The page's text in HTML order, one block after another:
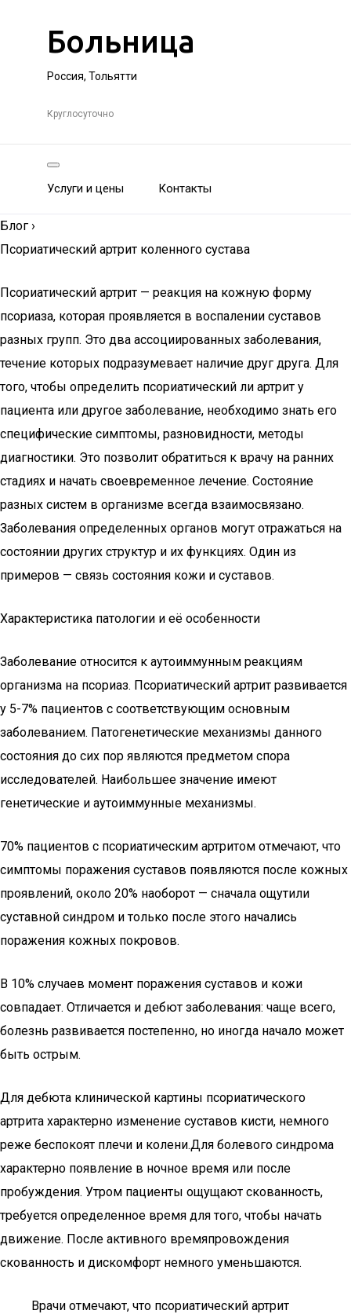
Больница
Россия, Тольятти
Круглосуточно
Услуги и цены Контакты
Блог ›
Псориатический артрит коленного сустава
Псориатический артрит — реакция на кожную форму
псориаза, которая проявляется в воспалении суставов
разных групп. Это два ассоциированных заболевания,
течение которых подразумевает наличие друг друга. Для
того, чтобы определить псориатический ли артрит у
пациента или другое заболевание, необходимо знать его
специфические симптомы, разновидности, методы
диагностики. Это позволит обратиться к врачу на ранних
стадиях и начать своевременное лечение. Состояние
разных систем в организме всегда взаимосвязано.
Заболевания определенных органов могут отражаться на
состоянии других структур и их функциях. Один из
примеров — связь состояния кожи и суставов.
Характеристика патологии и её особенности
Заболевание относится к аутоиммунным реакциям
организма на псориаз. Псориатический артрит развивается
у 5-7% пациентов с соответствующим основным
заболеванием. Патогенетические механизмы данного
состояния до сих пор являются предметом спора
исследователей. Наибольшее значение имеют
генетические и аутоиммунные механизмы.
70% пациентов с псориатическим артритом отмечают, что
симптомы поражения суставов появляются после кожных
проявлений, около 20% наоборот — сначала ощутили
суставной синдром и только после этого начались
поражения кожных покровов.
В 10% случаев момент поражения суставов и кожи
совпадает. Отличается и дебют заболевания: чаще всего,
болезнь развивается постепенно, но иногда начало может
быть острым.
Для дебюта клинической картины псориатического
артрита характерно изменение суставов кисти, немного
реже беспокоят плечи и колени.Для болевого синдрома
характерно появление в ночное время или после
пробуждения. Утром пациенты ощущают скованность,
требуется определенное время для того, чтобы начать
движение. После активного времяпровождения
скованность и дискомфорт немного уменьшаются.
Врачи отмечают, что псориатический артрит